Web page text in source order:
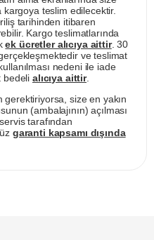
teslim edilecektir.
tarihinden itibaren
Kargo teslimatlarında
ek ücretler alıcıya aittir. 30
ve teslimat
nedeni ile iade
bedeli alıcıya aittir.
gerektiriyorsa, size en yakın
(ambalajının) açılması
tarafından
garanti kapsamı dışında